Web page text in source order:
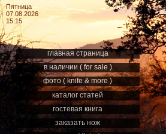
Пятница
07.08.2026
15:15
главная страница
в наличии ( for sale )
фото ( knife & more )
каталог статей
гостевая книга
заказать нож